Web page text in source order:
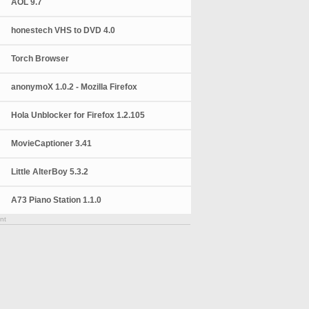
AOL 9.7
honestech VHS to DVD 4.0
Torch Browser
anonymoX 1.0.2 - Mozilla Firefox
Hola Unblocker for Firefox 1.2.105
MovieCaptioner 3.41
Little AlterBoy 5.3.2
A73 Piano Station 1.1.0